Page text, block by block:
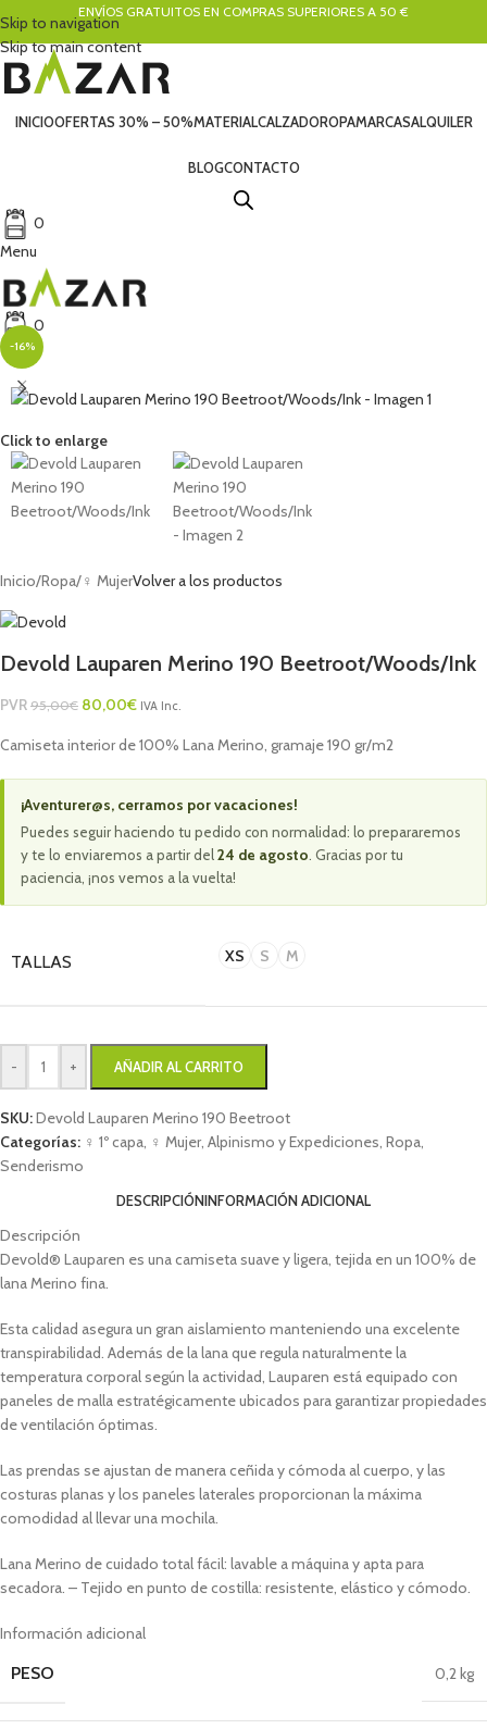
Skip to navigation
Skip to main content
ENVÍOS GRATUITOS EN COMPRAS SUPERIORES A 50 €
INICIOOFERTAS 30% – 50%MATERIALCALZADOROPAMARCASALQUILER
BLOGCONTACTO
0
Menu
0
-16%
Click to enlarge
Inicio/Ropa/♀ MujerVolver a los productos
Devold Lauparen Merino 190 Beetroot/Woods/Ink
PVR 95,00€ 80,00€ IVA Inc.
Camiseta interior de 100% Lana Merino, gramaje 190 gr/m2
¡Aventurer@s, cerramos por vacaciones!
Puedes seguir haciendo tu pedido con normalidad: lo prepararemos
y te lo enviaremos a partir del24 de agosto. Gracias por tu
paciencia, ¡nos vemos a la vuelta!
TALLAS XS S M
- + AÑADIR AL CARRITO
SKU:Devold Lauparen Merino 190 Beetroot
Categorías: ♀ 1º capa, ♀ Mujer, Alpinismo y Expediciones, Ropa,
Senderismo
DESCRIPCIÓNINFORMACIÓN ADICIONAL
Descripción
Devold® Lauparen es una camiseta suave y ligera, tejida en un 100% de
lana Merino fina.
Esta calidad asegura un gran aislamiento manteniendo una excelente
transpirabilidad. Además de la lana que regula naturalmente la
temperatura corporal según la actividad, Lauparen está equipado con
paneles de malla estratégicamente ubicados para garantizar propiedades
de ventilación óptimas.
Las prendas se ajustan de manera ceñida y cómoda al cuerpo, y las
costuras planas y los paneles laterales proporcionan la máxima
comodidad al llevar una mochila.
Lana Merino de cuidado total fácil: lavable a máquina y apta para
secadora. – Tejido en punto de costilla: resistente, elástico y cómodo.
Información adicional
PESO 0,2 kg